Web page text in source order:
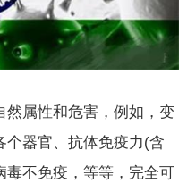
然属性和危害，例如，变
器官、抗体免疫力(含
毒不免疫，等等，完全可